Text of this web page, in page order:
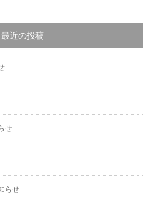
最近の投稿
せ
らせ